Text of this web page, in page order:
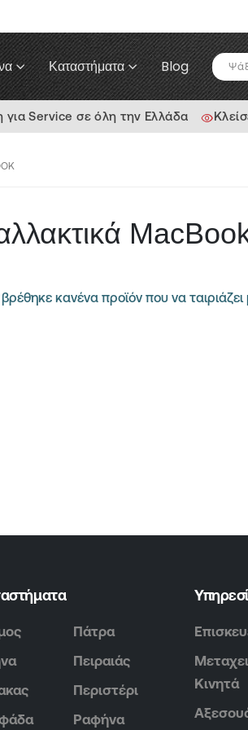
Καταστήματα Blog
Service σε όλη την Ελλάδα
κανένα προϊόν που να ταιριάζει
Πάτρα
Πειραιάς
Περιστέρι
Ραφήνα
Κινητά